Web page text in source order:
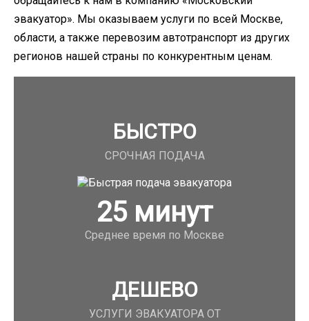
эвакуатор». Мы оказываем услуги по всей Москве,
области, а также перевозим автотранспорт из других
регионов нашей страны по конкурентным ценам.
БЫСТРО
СРОЧНАЯ ПОДАЧА
25минут
Среднее время по Москве
ДЕШЕВО
УСЛУГИ ЭВАКУАТОРА ОТ